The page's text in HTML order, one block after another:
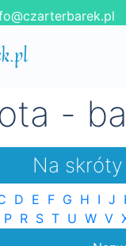
-
Na skróty
D E F G H I J
P R S T U W V